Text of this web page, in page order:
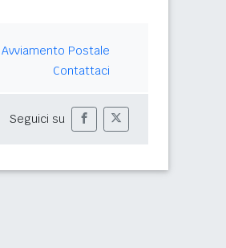
Postale
Contattaci
Seguici su